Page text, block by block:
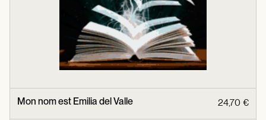
Mon nom est Emilia del Valle 24,70 €